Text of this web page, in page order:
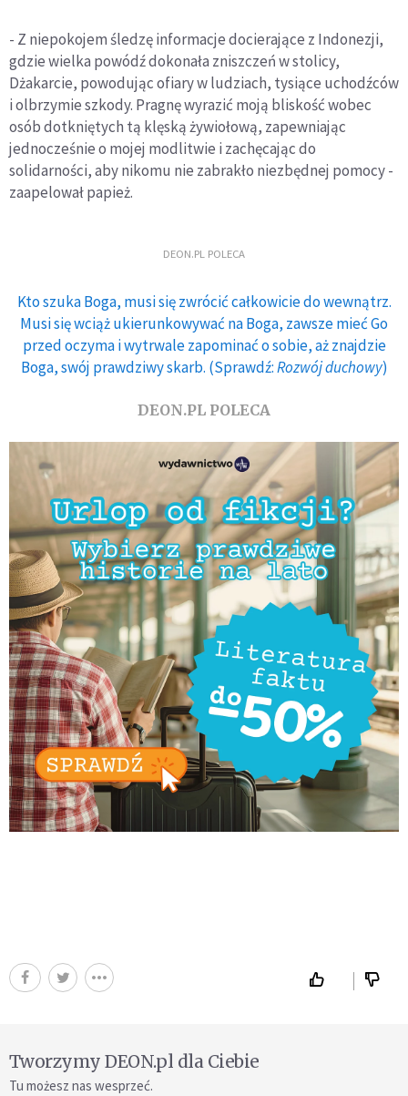
- Z niepokojem śledzę informacje docierające z Indonezji,
gdzie wielka powódź dokonała zniszczeń w stolicy,
Dżakarcie, powodując ofiary w ludziach, tysiące uchodźców
i olbrzymie szkody. Pragnę wyrazić moją bliskość wobec
osób dotkniętych tą klęską żywiołową, zapewniając
jednocześnie o mojej modlitwie i zachęcając do
solidarności, aby nikomu nie zabrakło niezbędnej pomocy -
zaapelował papież.
DEON.PL POLECA
Kto szuka Boga, musi się zwrócić całkowicie do wewnątrz.
Musi się wciąż ukierunkowywać na Boga, zawsze mieć Go
przed oczyma i wytrwale zapominać o sobie, aż znajdzie
Boga, swój prawdziwy skarb. (Sprawdź:Rozwój duchowy)
DEON.PL POLECA
Tworzymy DEON.pl dla Ciebie
Tu możesz nas wesprzeć.